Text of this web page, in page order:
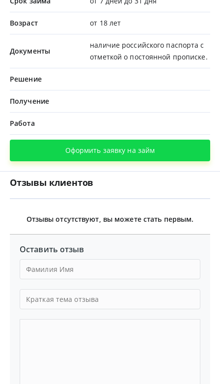
Возраст от 18 лет
Документы
наличие российского паспорта с
отметкой о постоянной прописке.
Решение
Получение
Работа
Оформить заявку на займ
Отзывы клиентов
Отзывы отсутствуют, вы можете стать первым.
Оставить отзыв